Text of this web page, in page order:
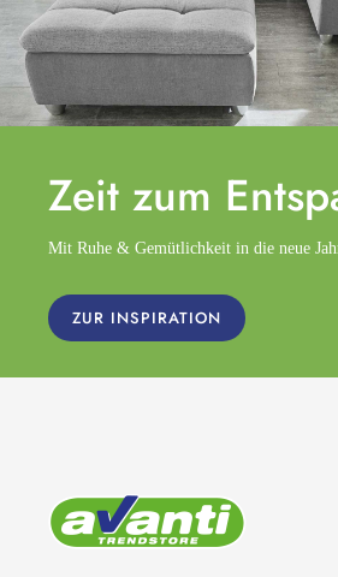
Zeit zum
Mit Ruhe & Gemütlichkeit in die neue
ZUR INSPIRATION